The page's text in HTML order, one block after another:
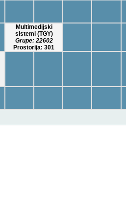
Multimedijski
sistemi (TGY)
Grupe:22602
Prostorija: 301